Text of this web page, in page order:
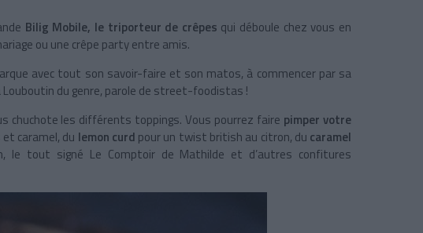
Bilig Mobile, le triporteur de crêpes qui déboule chez vous en
ou une crêpe party entre amis.
avec tout son savoir-faire et son matos, à commencer par sa
du genre, parole de street-foodistas !
chuchote les différents toppings. Vous pourrez faire pimper votre
et caramel, du lemon curd pour un twist british au citron, du caramel
le tout signé Le Comptoir de Mathilde et d’autres confitures